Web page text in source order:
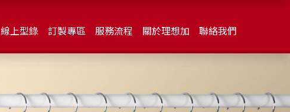
線上型錄 訂製專區 服務流程 關於理想加 聯絡我們